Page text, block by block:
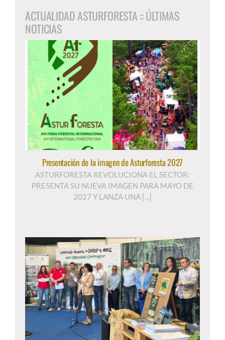
ACTUALIDAD ASTURFORESTA :: ÚLTIMAS
NOTICIAS
Presentación de la imagen de Asturforesta 2027
ASTURFORESTA REVOLUCIONA EL SECTOR:
PRESENTA SU NUEVA IMAGEN PARA MAYO DE
2027 Y LANZA UNA [...]